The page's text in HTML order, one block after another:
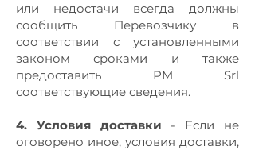
или недостачи всегда должны
сообщить Перевозчику в
соответствии с установленными
законом сроками и также
предоставить PM Srl
соответствующие сведения.
4. Условия доставки - Если не
оговорено иное, условия доставки,